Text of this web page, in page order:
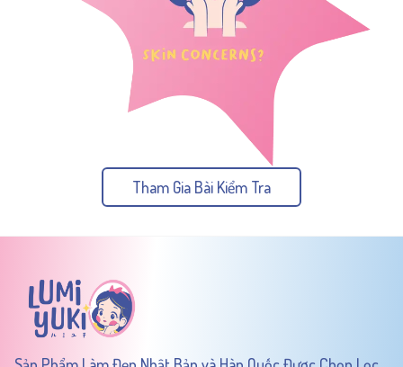
Tham Gia Bài Kiểm Tra